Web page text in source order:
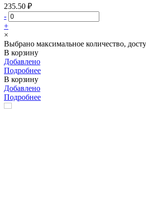
235.50 ₽
-
+
×
Выбрано максимальное количество,
В корзину
Добавлено
Подробнее
В корзину
Добавлено
Подробнее